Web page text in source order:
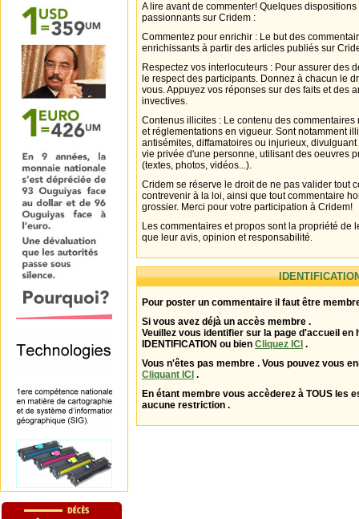
A lire avant de commenter! Quelques
passionnants sur Cridem :
Commentez pour enrichir : Le but des
enrichissants à partir des articles publiés sur
Respectez vos interlocuteurs : Pour assurer des
le respect des participants. Donnez à chacun le
vous. Appuyez vos réponses sur des faits et des
invectives.
Contenus illicites : Le contenu des
et réglementations en vigueur. Sont notamment
antisémites, diffamatoires ou injurieux,
vie privée d'une personne, utilisant des oeuvres
(textes, photos, vidéos...).
Cridem se réserve le droit de ne pas valider tout
contrevenir à la loi, ainsi que tout commentaire
grossier. Merci pour votre participation à Cridem!
Les commentaires et propos sont la propriété de
que leur avis, opinion et responsabilité.
Pour poster un commentaire il faut être
Si vous avez déjà un accès membre .
Veuillez vous identifier sur la page d'accueil en
IDENTIFICATION ou bien Cliquez ICI .
Vous n'êtes pas membre . Vous pouvez vous
Cliquant ICI .
En étant membre vous accèderez à TOUS les
aucune restriction .